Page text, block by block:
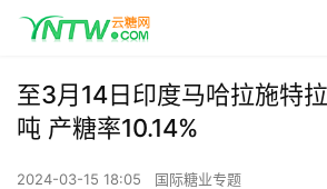
至3月14日印度马哈拉施特
吨 产糖率10.14%
2024-03-15 18:05 国际糖业专题